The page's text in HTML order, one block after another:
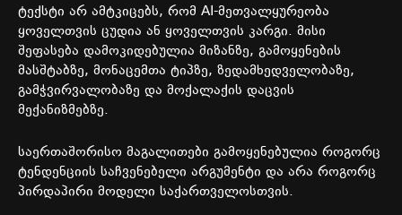
ტექსტი არ ამტკიცებს, რომ AI-მეთვალყურეობა
ყოველთვის ცუდია ან ყოველთვის კარგი. მისი
შეფასება დამოკიდებულია მიზანზე, გამოყენების
მასშტაბზე, მონაცემთა ტიპზე, ზედამხედველობაზე,
გამჭვირვალობაზე და მოქალაქის დაცვის
მექანიზმებზე.
საერთაშორისო მაგალითები გამოყენებულია როგორც
ტენდენციის საჩვენებელი არგუმენტი და არა როგორც
პირდაპირი მოდელი საქართველოსთვის.